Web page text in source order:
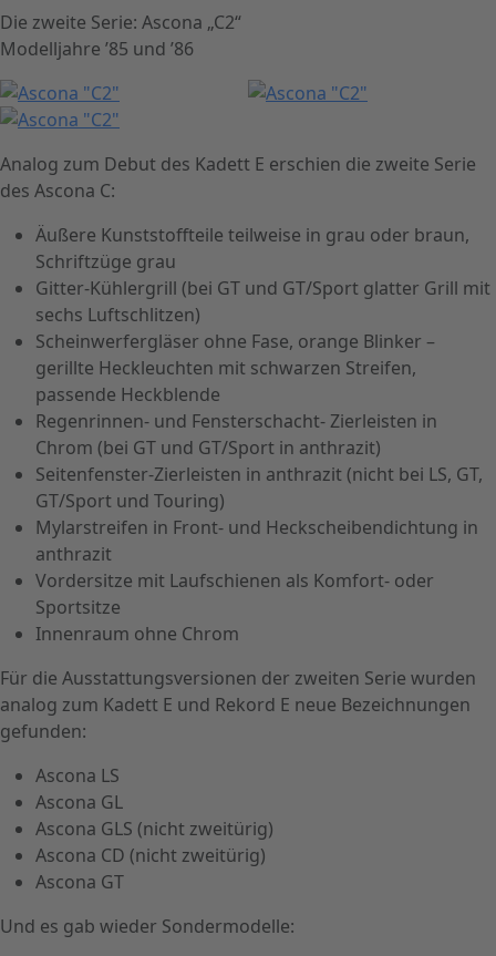
Die zweite Serie: Ascona „C2“
Modelljahre ’85 und ’86
Analog zum Debut des Kadett E erschien die zweite Serie
des Ascona C:
Äußere Kunststoffteile teilweise in grau oder braun,
Schriftzüge grau
Gitter-Kühlergrill (bei GT und GT/Sport glatter Grill mit
sechs Luftschlitzen)
Scheinwerfergläser ohne Fase, orange Blinker –
gerillte Heckleuchten mit schwarzen Streifen,
passende Heckblende
Regenrinnen- und Fensterschacht- Zierleisten in
Chrom (bei GT und GT/Sport in anthrazit)
Seitenfenster-Zierleisten in anthrazit (nicht bei LS, GT,
GT/Sport und Touring)
Mylarstreifen in Front- und Heckscheibendichtung in
anthrazit
Vordersitze mit Laufschienen als Komfort- oder
Sportsitze
Innenraum ohne Chrom
Für die Ausstattungsversionen der zweiten Serie wurden
analog zum Kadett E und Rekord E neue Bezeichnungen
gefunden:
Ascona LS
Ascona GL
Ascona GLS (nicht zweitürig)
Ascona CD (nicht zweitürig)
Ascona GT
Und es gab wieder Sondermodelle: